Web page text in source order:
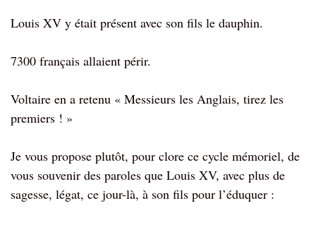
Louis XV y était présent avec son fils le dauphin.
7300 français allaient périr.
Voltaire en a retenu « Messieurs les Anglais, tirez les
premiers ! »
Je vous propose plutôt, pour clore ce cycle mémoriel, de
vous souvenir des paroles que Louis XV, avec plus de
sagesse, légat, ce jour-là, à son fils pour l’éduquer :